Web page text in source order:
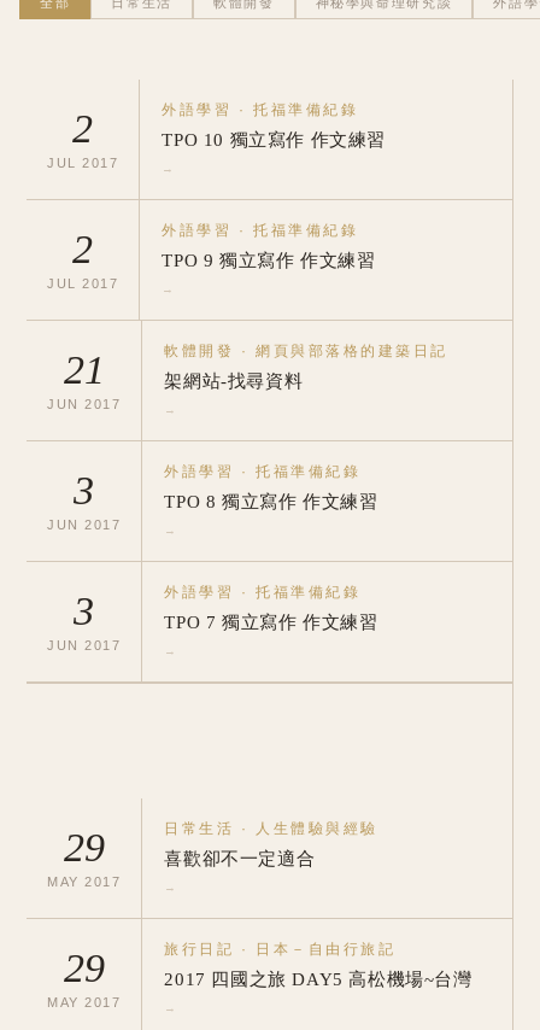
2
JUL 2017
外語學習 ·托福準備紀錄
TPO 10 獨立寫作 作文練習
→
2
JUL 2017
外語學習 ·托福準備紀錄
TPO 9 獨立寫作 作文練習
→
21
JUN 2017
軟體開發 ·網頁與部落格的建築日記
架網站-找尋資料
→
3
JUN 2017
外語學習 ·托福準備紀錄
TPO 8 獨立寫作 作文練習
→
3
JUN 2017
外語學習 ·托福準備紀錄
TPO 7 獨立寫作 作文練習
→
29
MAY 2017
日常生活 · 人生體驗與經驗
喜歡卻不一定適合
→
29
MAY 2017
旅行日記 · 日本－自由行旅記
2017 四國之旅 DAY5 高松機場~台灣
→